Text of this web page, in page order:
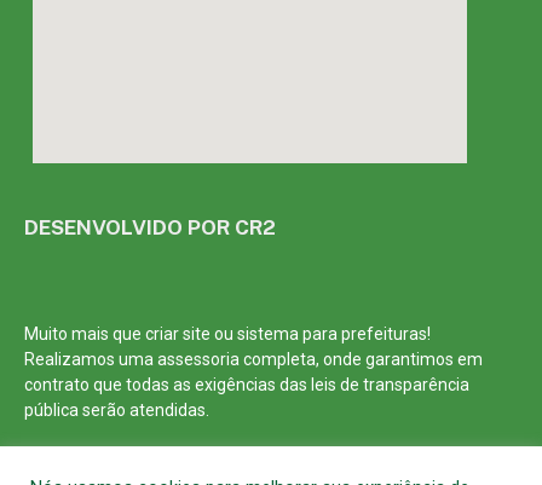
DESENVOLVIDO POR CR2
Muito mais que criar site ou sistema para prefeituras!
Realizamos uma assessoria completa, onde garantimos em
contrato que todas as exigências das leis de transparência
pública serão atendidas.